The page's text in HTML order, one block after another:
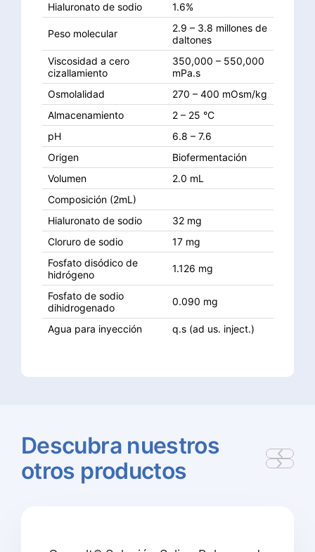
Hialuronato de sodio 1.6%
Peso molecular
2.9 – 3.8 millones de
daltones
Viscosidad a cero
cizallamiento
350,000 – 550,000
mPa.s
Osmolalidad
270 – 400 mOsm/kg
Almacenamiento
2 – 25 °C
pH
6.8 – 7.6
Origen
Biofermentación
Volumen
2.0 mL
Composición (2mL)
Hialuronato de sodio
32 mg
Cloruro de sodio
17 mg
Fosfato disódico de
hidrógeno
1.126 mg
Fosfato de sodio
dihidrogenado
0.090 mg
Agua para inyección q.s (ad us. inject.)
Descubra nuestros
otros productos